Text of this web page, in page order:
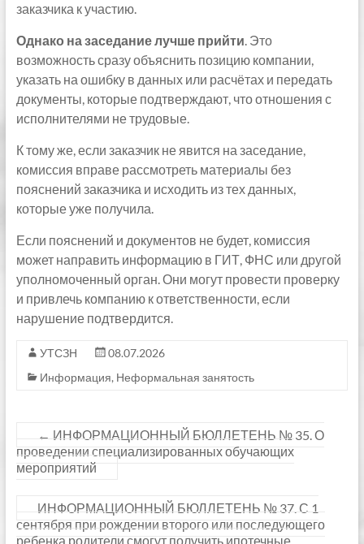
заказчика к участию.
Однако на заседание лучше прийти. Это
возможность сразу объяснить позицию компании,
указать на ошибку в данных или расчётах и передать
документы, которые подтверждают, что отношения с
исполнителями не трудовые.
К тому же, если заказчик не явится на заседание,
комиссия вправе рассмотреть материалы без
пояснений заказчика и исходить из тех данных,
которые уже получила.
Если пояснений и документов не будет, комиссия
может направить информацию в ГИТ, ФНС или другой
уполномоченный орган. Они могут провести проверку
и привлечь компанию к ответственности, если
нарушение подтвердится.
УТСЗН
08.07.2026
Информация, Неформальная занятость
← ИНФОРМАЦИОННЫЙ БЮЛЛЕТЕНЬ № 35. О
проведении специализированных обучающих
мероприятий
ИНФОРМАЦИОННЫЙ БЮЛЛЕТЕНЬ № 37. С 1
сентября при рождении второго или последующего
ребенка родители смогут получить ипотечные